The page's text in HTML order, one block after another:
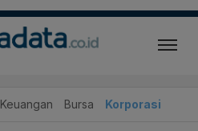
Keuangan Bursa Korporasi